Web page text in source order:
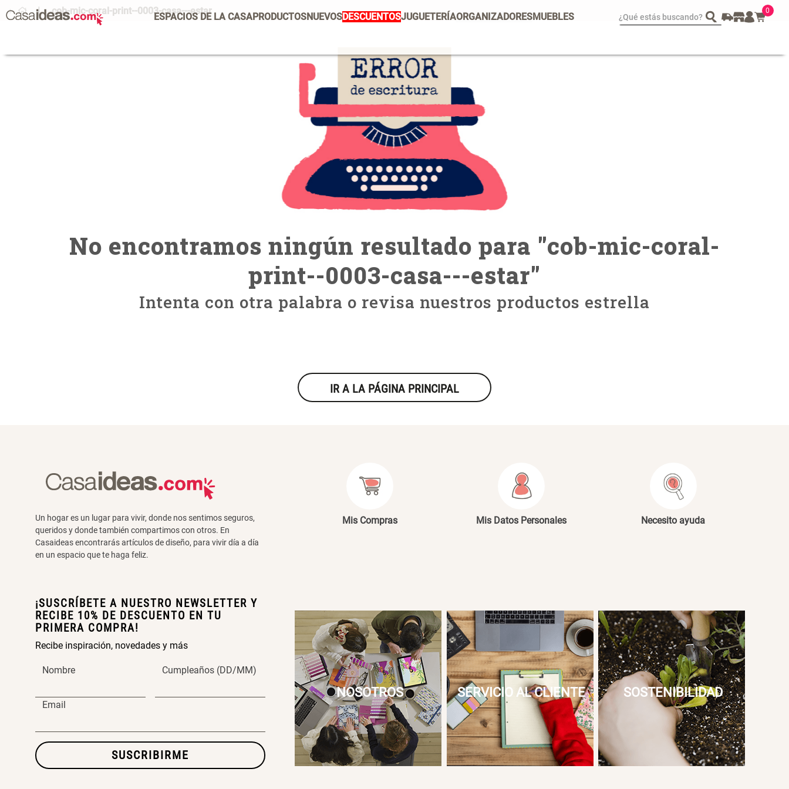
ESPACIOS DE LA CASAPRODUCTOSNUEVOSDESCUENTOSJUGUETERÍAORGANIZADORESMUEBLES ¿Qué estás buscando? 0
cob-mic-coral-print--0003-casa---estar
No encontramos ningún resultado para "cob-mic-coral-
print--0003-casa---estar"
Intenta con otra palabra o revisa nuestros productos estrella
IR A LA PÁGINA PRINCIPAL
Un hogar es un lugar para vivir, donde nos sentimos seguros,
queridos y donde también compartimos con otros. En
Casaideas encontrarás artículos de diseño, para vivir día a día
en un espacio que te haga feliz.
¡SUSCRÍBETE A NUESTRO NEWSLETTER Y
RECIBE 10% DE DESCUENTO EN TU
PRIMERA COMPRA!
Recibe inspiración, novedades y más
Nombre Cumpleaños (DD/MM)
Email
SUSCRIBIRME
Mis Compras Mis Datos Personales Necesito ayuda
NOSOTROS SERVICIO AL CLIENTE SOSTENIBILIDAD
Vajilla
Escurridor Platos
Tapete
Cojin
Individuales
Escurridor
Cojines
Cafe
Canasto
Set 2 Potes de Silicona